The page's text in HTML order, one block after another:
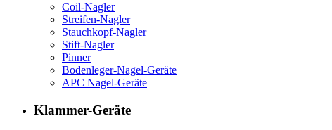
Coil-Nagler
Streifen-Nagler
Stauchkopf-Nagler
Stift-Nagler
Pinner
Bodenleger-Nagel-Geräte
APC Nagel-Geräte
Klammer-Geräte